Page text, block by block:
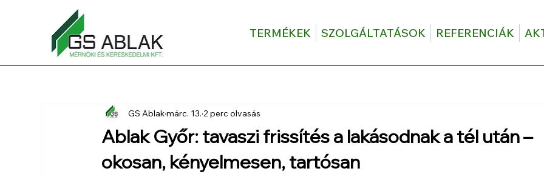
TERMÉKEK SZOLGÁLTATÁSOK REFERENCIÁK
Ablak Győr: tavaszi frissítés a lakásodnak a tél után –
okosan, kényelmesen, tartósan
GS Ablakmárc. 13. 2 perc olvasás